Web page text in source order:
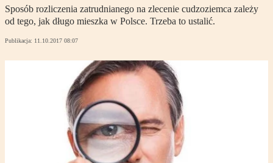
Sposób rozliczenia zatrudnianego na zlecenie cudzoziemca zależy
od tego, jak długo mieszka w Polsce. Trzeba to ustalić.
Publikacja: 11.10.2017 08:07